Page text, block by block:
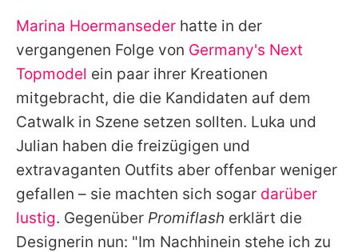
Impressum
Datenschutzerklärung
Nutzungsbedingungen
Utiq verwalten
Marina Hoermanseder hatte in der
vergangenen Folge von Germany's Next
Topmodel ein paar ihrer Kreationen
mitgebracht, die die Kandidaten auf dem
Catwalk in Szene setzen sollten. Luka und
Julian haben die freizügigen und
extravaganten Outfits aber offenbar weniger
gefallen – sie machten sich sogar darüber
lustig. Gegenüber Promiflash erklärt die
Designerin nun: "Im Nachhinein stehe ich zu